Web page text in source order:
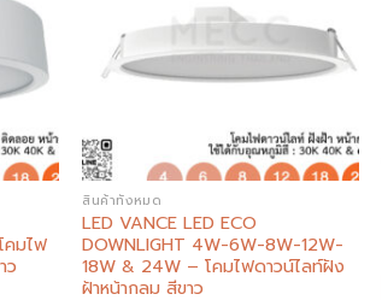
Add to
คมไฟ
ว
wishlist
สินค้าทั้งหมด
LED VANCE LED ECO
DOWNLIGHT 4W-6W-8W-12W-
18W & 24W – โคมไฟดาวน์ไลท์ฝัง
ฝ้าหน้ากลม สีขาว